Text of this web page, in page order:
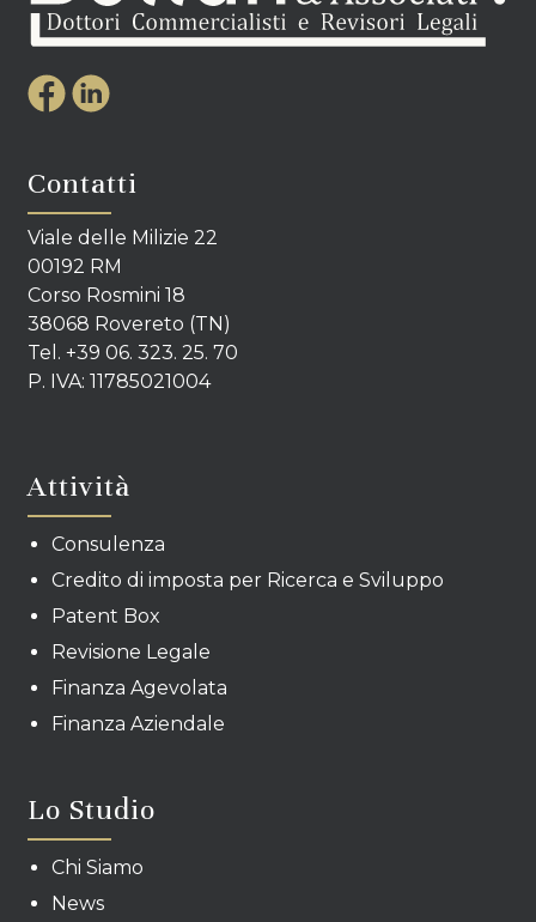
Contatti
Viale delle Milizie 22
00192 RM
Corso Rosmini 18
38068 Rovereto (TN)
Tel. +39 06. 323. 25. 70
P. IVA: 11785021004
Attività
Consulenza
Credito di imposta per Ricerca e Sviluppo
Patent Box
Revisione Legale
Finanza Agevolata
Finanza Aziendale
Lo Studio
Chi Siamo
News